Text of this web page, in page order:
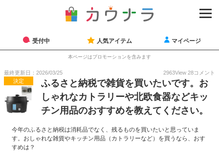
受付中 人気アイテム マイページ
本ページはプロモーションを含みます
最終更新日：2026/03/25 2963View 28コメント
決定
ふるさと納税で雑貨を買いたいです。お
しゃれなカトラリーや北欧食器などキッ
チン用品のおすすめを教えてください。
今年のふるさと納税は消耗品でなく、残るものを買いたいと思っていま
す。おしゃれな雑貨やキッチン用品（カトラリーなど）を買うなら、おす
すめは？